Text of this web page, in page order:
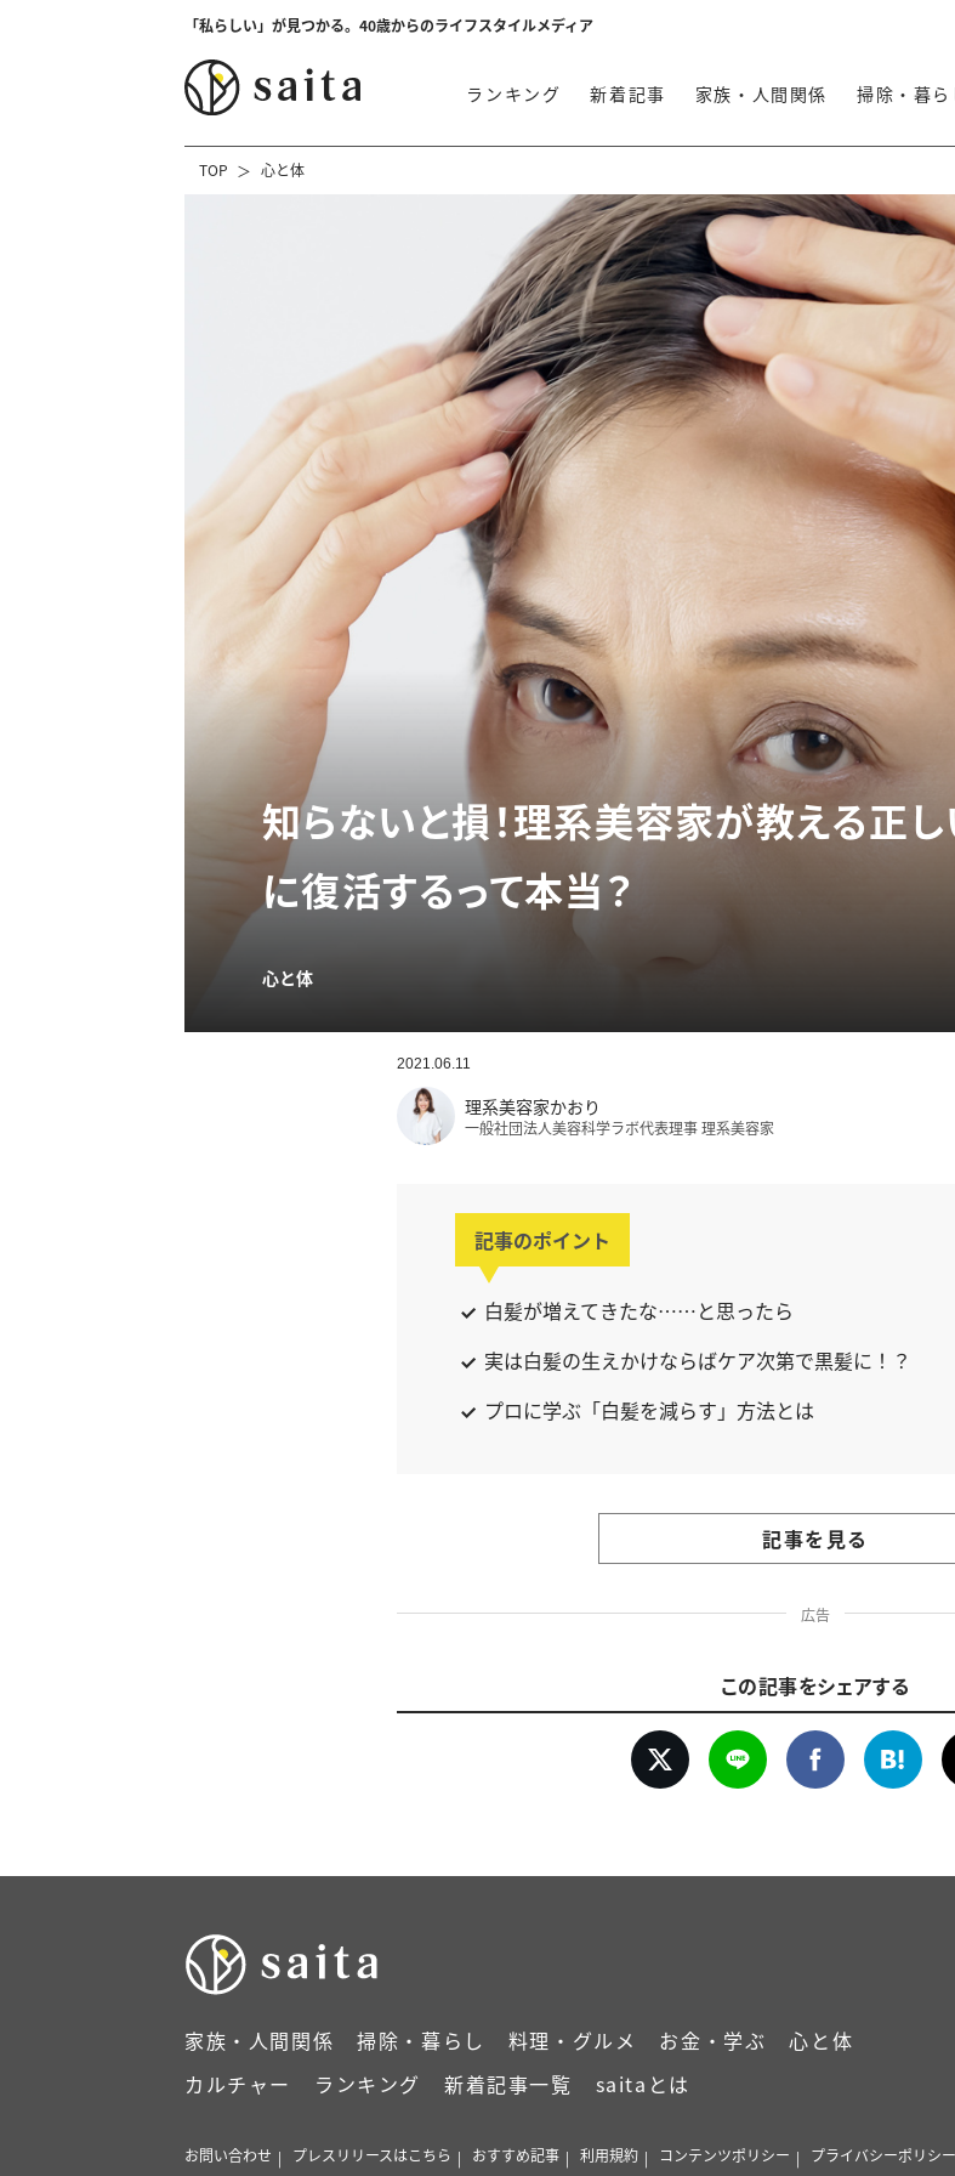
「私らしい」が見つかる。40歳からのライフスタイルメディア
ランキング 新着記事 家族・人間関係 掃除・暮ら
TOP 心と体
知らないと損！理系美容家が教える正し
に復活するって本当？
心と体
2021.06.11
理系美容家かおり
一般社団法人美容科学ラボ代表理事 理系美容家
記事のポイント
白髪が増えてきたな……と思ったら
実は白髪の生えかけならばケア次第で黒髪に！？
プロに学ぶ「白髪を減らす」方法とは
記事を見る
広告
この記事をシェアする
家族・人間関係 掃除・暮らし 料理・グルメ お金・学ぶ
心と体
カルチャー
ランキング 新着記事一覧 saitaとは
お問い合わせ プレスリリースはこちら おすすめ記事 利用規約 コンテンツポリシー プライバシーポリシー